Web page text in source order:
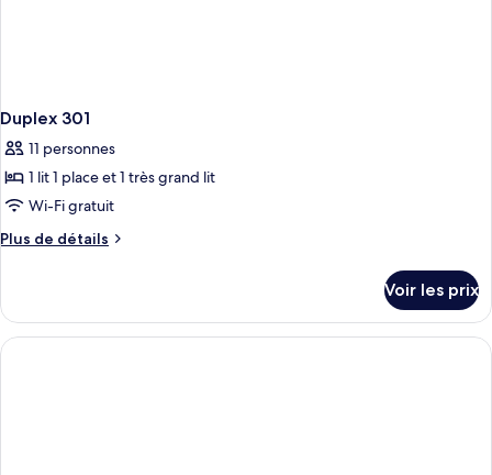
Duplex 301
11 personnes
1 lit 1 place et 1 très grand lit
Wi-Fi gratuit
Plus de détails
Plus
le
type
de
Voir les prix